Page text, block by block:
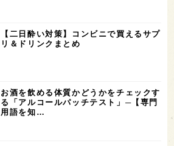
【二日酔い対策】コンビニで買えるサプ
リ＆ドリンクまとめ
お酒を飲める体質かどうかをチェックす
る「アルコールパッチテスト」─【専門
用語を知…